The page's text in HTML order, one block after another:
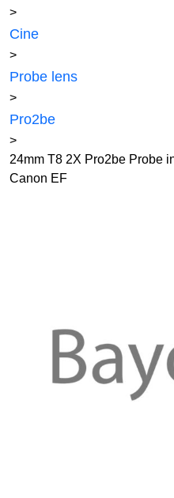
>
Cine
>
Probe lens
>
Pro2be
>
24mm T8 2X Pro2be Probe
Canon EF